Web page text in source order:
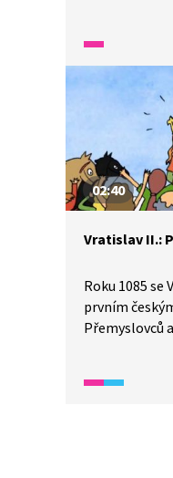
připravovaly
řízek.
02:40
Vratislav II.:
Roku 1085 se
prvním
Přemyslovců
za věrné služby.